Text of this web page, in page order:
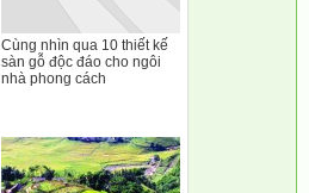
Cùng nhìn qua 10 thiết kế
sàn gỗ độc đáo cho ngôi
nhà phong cách